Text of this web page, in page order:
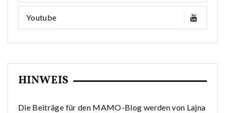
Youtube
HINWEIS
Die Beiträge für den MAMO-Blog werden von Lajna